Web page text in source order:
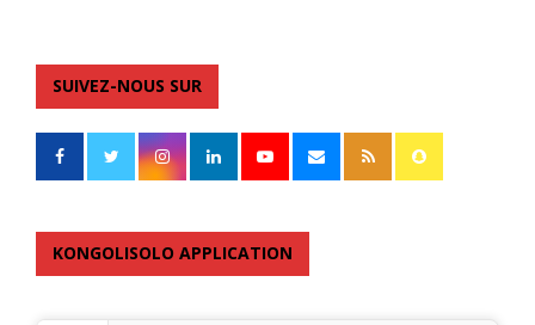
SUIVEZ-NOUS SUR
KONGOLISOLO APPLICATION